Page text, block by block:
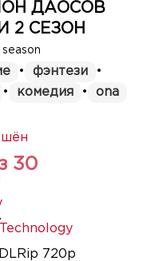
ДАОСОВ
2 СЕЗОН
• фэнтези
•
• комедия • ona
30
720p